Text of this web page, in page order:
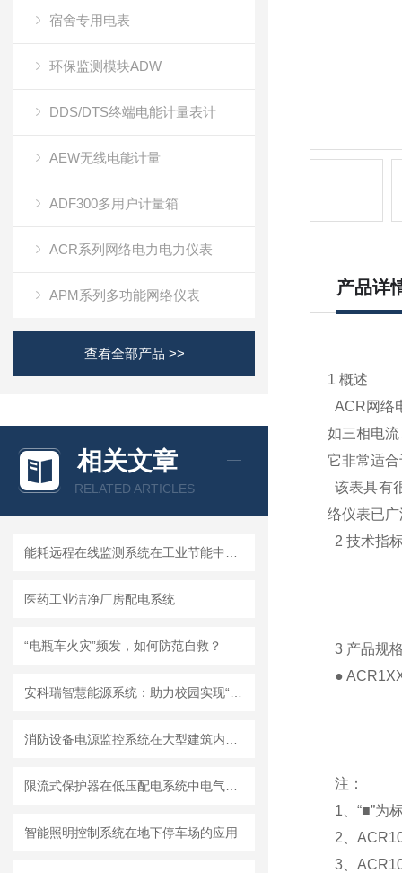
宿舍专用电表
环保监测模块ADW
DDS/DTS终端电能计量表计
AEW无线电能计量
ADF300多用户计量箱
ACR系列网络电力电力仪表
APM系列多功能网络仪表
查看全部产品 >>
相关文章
RELATED ARTICLES
医药工业洁净厂房配电系统
“电瓶车火灾”频发，如何防范自救？
智能照明控制系统在地下停车场的应用
产品详
1 概述
ACR网络
如三相电
它非常适
该表具有
络仪表已
2 技术指
3 产品规
●
注：
1、“■”为
2、
3、